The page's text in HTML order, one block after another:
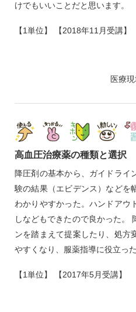
けでもいいことだと思います。
【1単位】 【2018年11月受講】
医療
高血圧治療薬の種類と選択
降圧剤の基本から、ガイドライ
験の結果（エビデンス）などを
わかりやすかった。ハンドアウ
しなどもできたので良かった。
ンを踏まえて提案したり、処方
やすくなり、服薬指導に役立った
【1単位】 【2017年5月受講】